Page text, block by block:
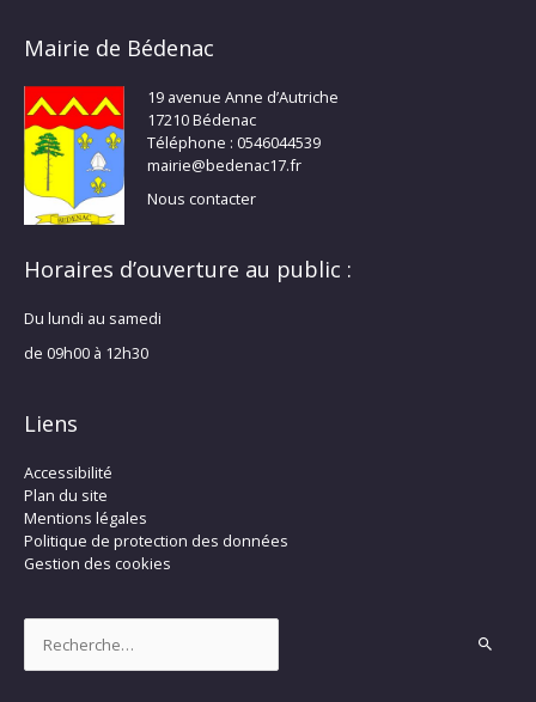
Mairie de Bédenac
19 avenue Anne d’Autriche
17210 Bédenac
Téléphone : 0546044539
mairie@bedenac17.fr
Nous contacter
Horaires d’ouverture au public :
Du lundi au samedi
de 09h00 à 12h30
Liens
Accessibilité
Plan du site
Mentions légales
Politique de protection des données
Gestion des cookies